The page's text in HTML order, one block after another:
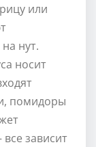
или
нут.
носит
помидоры
зависит